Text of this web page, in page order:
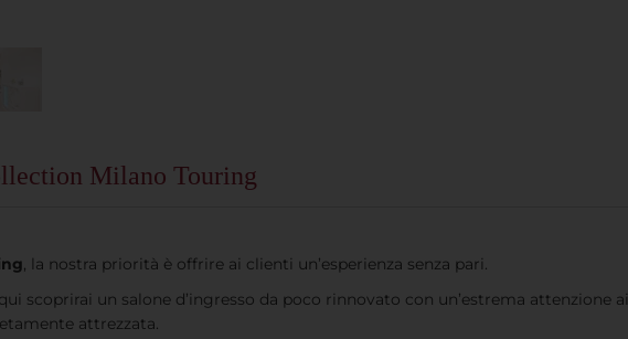
Milano Touring
, la nostra priorità è offrire ai clienti un’esperienza senza pari.
scoprirai un salone d’ingresso da poco rinnovato con un’estrema attenzione
attrezzata.